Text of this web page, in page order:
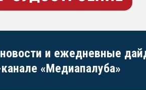
и ежедневные
«Медиапалуба»